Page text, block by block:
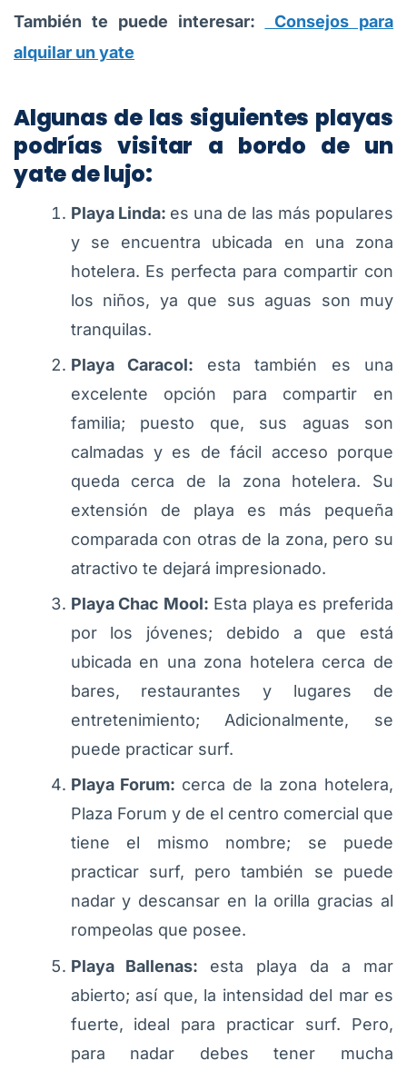
También te puede interesar:
Consejos para
alquilar un yate
Algunas de las siguientes playas
podrías visitar a bordo de un
yate de lujo:
Playa Linda: es una de las más populares
y se encuentra ubicada en una zona
hotelera. Es perfecta para compartir con
los niños, ya que sus aguas son muy
tranquilas.
Playa Caracol: esta también es una
excelente opción para compartir en
familia; puesto que, sus aguas son
calmadas y es de fácil acceso porque
queda cerca de la zona hotelera. Su
extensión de playa es más pequeña
comparada con otras de la zona, pero su
atractivo te dejará impresionado.
Playa Chac Mool: Esta playa es preferida
por los jóvenes; debido a que está
ubicada en una zona hotelera cerca de
bares, restaurantes y lugares de
entretenimiento; Adicionalmente, se
puede practicar surf.
Playa Forum: cerca de la zona hotelera,
Plaza Forum y de el centro comercial que
tiene el mismo nombre; se puede
practicar surf, pero también se puede
nadar y descansar en la orilla gracias al
rompeolas que posee.
Playa Ballenas: esta playa da a mar
abierto; así que, la intensidad del mar es
fuerte, ideal para practicar surf. Pero,
para nadar debes tener mucha